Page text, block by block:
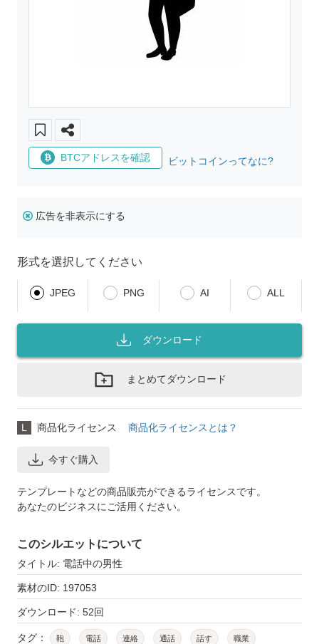
BTCアドレスを確認 ビットコインってなに?
広告を非表示にする
形式を選択してください
JPEG PNG AI ALL
ダウンロード
まとめてダウンロード
L 商品化ライセンス 商品化ライセンスとは？
今すぐ購入
テンプレートなどの商品販売ができるライセンスです。
あなたのビジネスにご活用ください。
このシルエットについて
タイトル: 電話中の男性
素材のID: 197053
ダウンロード: 52回
タグ： 鞄 電話 連絡 通話 話す 職業